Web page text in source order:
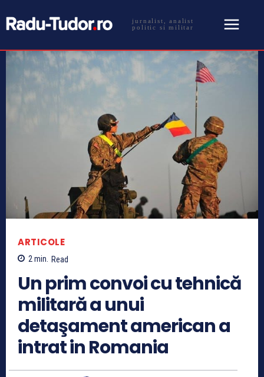
jurnalist, analist
politic si militar
ARTICOLE
2min. Read
Un prim convoi cu tehnică
militară a unui
detaşament american a
intrat in Romania